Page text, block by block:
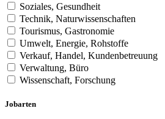
Soziales, Gesundheit
Technik, Naturwissenschaften
Tourismus, Gastronomie
Umwelt, Energie, Rohstoffe
Verkauf, Handel, Kundenbetreuung
Verwaltung, Büro
Wissenschaft, Forschung
Jobarten